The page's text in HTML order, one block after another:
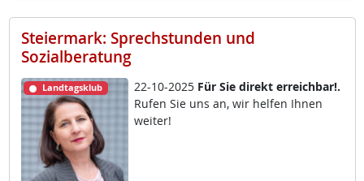
Steiermark: Sprechstunden und
Sozialberatung
Landtagsklub 22-10-2025 Für Sie di­rekt er­reich­bar!.
Ru­fen Sie uns an, wir hel­fen Ih­nen
wei­ter!